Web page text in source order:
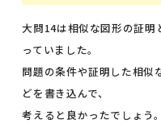
大問14は相似な図形の証明
っていました。
問題の条件や証明した相似
どを書き込んで、
考えると良かったでしょう。